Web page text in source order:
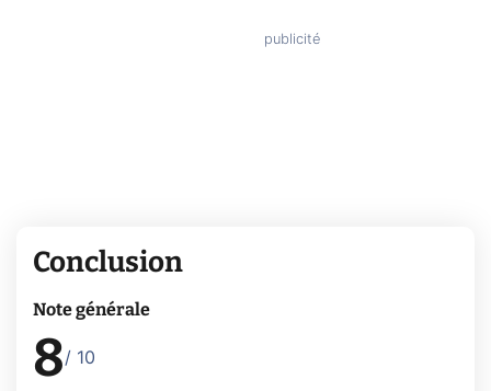
Conclusion
Note générale
8/ 10